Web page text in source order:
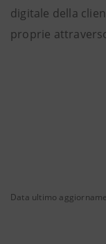
digitale della
proprie
Data ultimo